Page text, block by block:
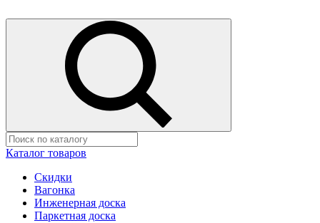
Каталог товаров
Скидки
Вагонка
Инженерная доска
Паркетная доска